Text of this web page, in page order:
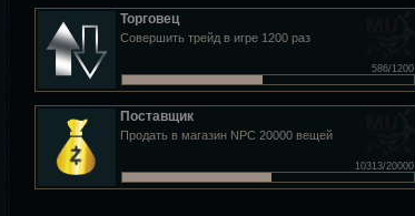
Торговец
Совершить трейд в игре 1200 раз
586/1200
Поставщик
Продать в магазин NPC 20000 вещей
10313/20000